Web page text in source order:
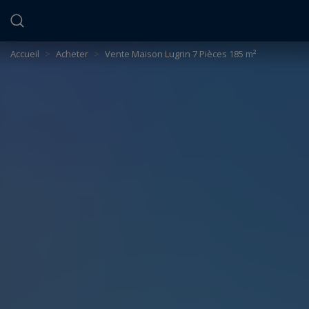
Accueil > Acheter > Vente Maison Lugrin 7 Pièces 185 m²